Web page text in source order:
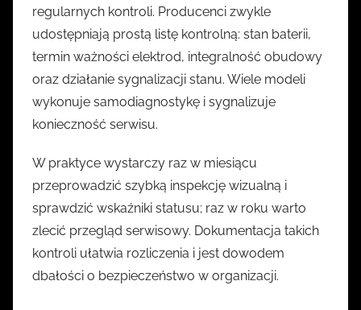
regularnych kontroli. Producenci zwykle
udostępniają prostą listę kontrolną: stan baterii,
termin ważności elektrod, integralność obudowy
oraz działanie sygnalizacji stanu. Wiele modeli
wykonuje samodiagnostykę i sygnalizuje
konieczność serwisu.
W praktyce wystarczy raz w miesiącu
przeprowadzić szybką inspekcję wizualną i
sprawdzić wskaźniki statusu; raz w roku warto
zlecić przegląd serwisowy. Dokumentacja takich
kontroli ułatwia rozliczenia i jest dowodem
dbałości o bezpieczeństwo w organizacji.